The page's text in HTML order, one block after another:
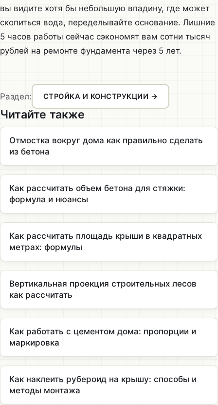
вы видите хотя бы небольшую впадину, где может
скопиться вода, переделывайте основание. Лишние
5 часов работы сейчас сэкономят вам сотни тысяч
рублей на ремонте фундамента через 5 лет.
Раздел: СТРОЙКА И КОНСТРУКЦИИ →
Читайте также
Отмостка вокруг дома как правильно сделать
из бетона
Как рассчитать объем бетона для стяжки:
формула и нюансы
Как рассчитать площадь крыши в квадратных
метрах: формулы
Вертикальная проекция строительных лесов
как рассчитать
Как работать с цементом дома: пропорции и
маркировка
Как наклеить рубероид на крышу: способы и
методы монтажа